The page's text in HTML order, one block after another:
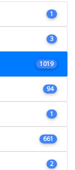
1
3
1019
94
1
661
2